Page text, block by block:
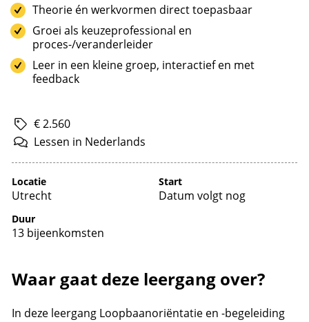
Theorie én werkvormen direct toepasbaar
Groei als keuzeprofessional en
proces-/veranderleider
Leer in een kleine groep, interactief en met
feedback
€ 2.560
Lessen in Nederlands
Locatie
Utrecht
Start
Datum volgt nog
Duur
13 bijeenkomsten
Waar gaat deze leergang over?
In deze leergang Loopbaanoriëntatie en -begeleiding